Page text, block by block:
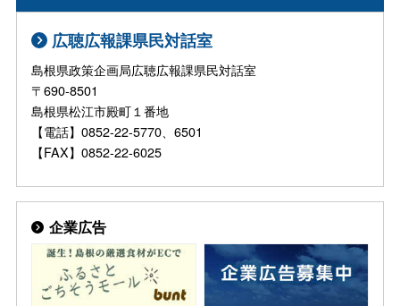
広聴広報課県民対話室
島根県政策企画局広聴広報課県民対話室
〒690-8501
島根県松江市殿町１番地
【電話】0852-22-5770、6501
【FAX】0852-22-6025
企業広告